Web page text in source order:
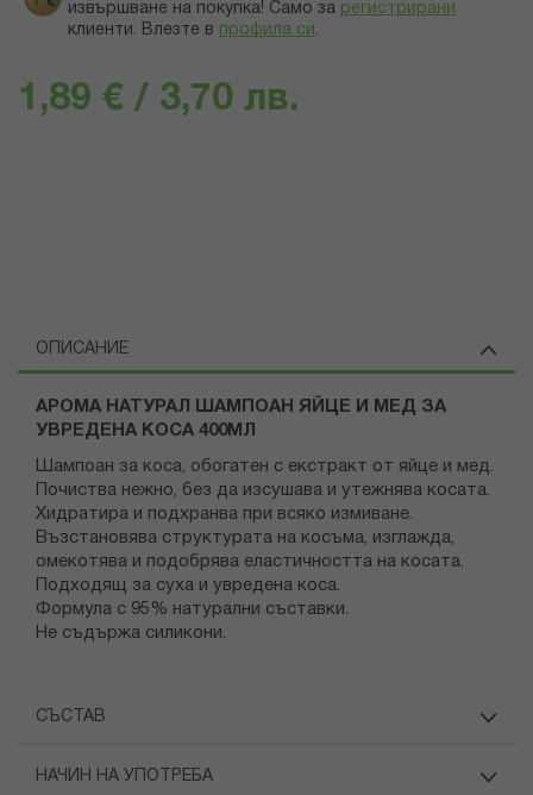
извършване на покупка! Само за регистрирани
клиенти. Влезте в профила си .
1,89 € / 3,70 лв.
ОПИСАНИЕ
АРОМА НАТУРАЛ ШАМПОАН ЯЙЦЕ И МЕД ЗА
УВРЕДЕНА КОСА 400МЛ
Шампоан за коса, обогатен с екстракт от яйце и мед.
Почиства нежно, без да изсушава и утежнява косата.
Хидратира и подхранва при всяко измиване.
Възстановява структурата на косъма, изглажда,
омекотява и подобрява еластичността на косата.
Подходящ за суха и увредена коса.
Формула с 95% натурални съставки.
Не съдържа силикони.
СЪСТАВ
НАЧИН НА УПОТРЕБА